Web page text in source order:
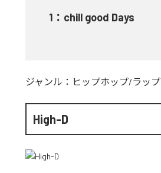
1 ： chill good Days
ジャンル： ヒップホップ/ラップ
High-D